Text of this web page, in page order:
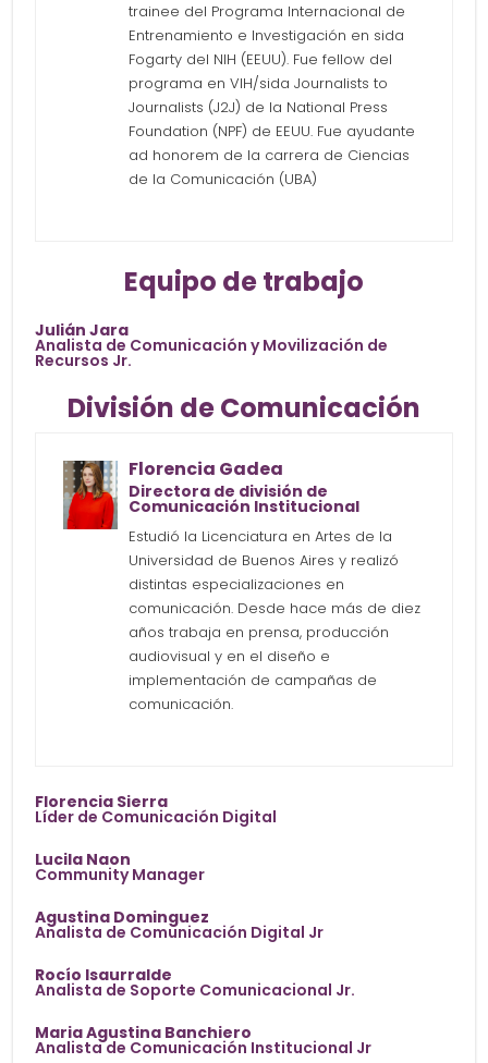
trainee del Programa Internacional de
Entrenamiento e Investigación en sida
Fogarty del NIH (EEUU). Fue fellow del
programa en VIH/sida Journalists to
Journalists (J2J) de la National Press
Foundation (NPF) de EEUU. Fue ayudante
ad honorem de la carrera de Ciencias
de la Comunicación (UBA)
Equipo de trabajo
Julián Jara
Analista de Comunicación y Movilización de
Recursos Jr.
División de Comunicación
Florencia Gadea
Directora de división de
Comunicación Institucional
Estudió la Licenciatura en Artes de la
Universidad de Buenos Aires y realizó
distintas especializaciones en
comunicación. Desde hace más de diez
años trabaja en prensa, producción
audiovisual y en el diseño e
implementación de campañas de
comunicación.
Florencia Sierra
Líder de Comunicación Digital
Lucila Naon
Community Manager
Agustina Dominguez
Analista de Comunicación Digital Jr
Rocío Isaurralde
Analista de Soporte Comunicacional Jr.
Maria Agustina Banchiero
Analista de Comunicación Institucional Jr